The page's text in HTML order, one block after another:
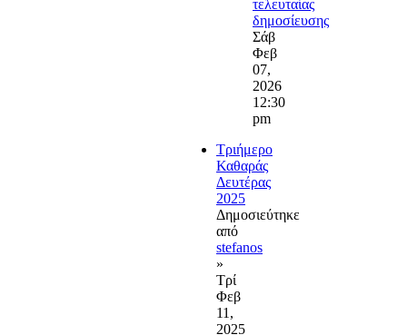
τελευταίας
δημοσίευσης
Σάβ
Φεβ
07,
2026
12:30
pm
Τριήμερο
Καθαράς
Δευτέρας
2025
Δημοσιεύτηκε
από
stefanos
»
Τρί
Φεβ
11,
2025